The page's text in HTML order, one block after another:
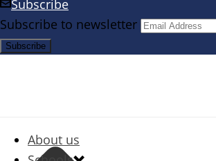
Subscribe
Subscribe to newsletter
About us